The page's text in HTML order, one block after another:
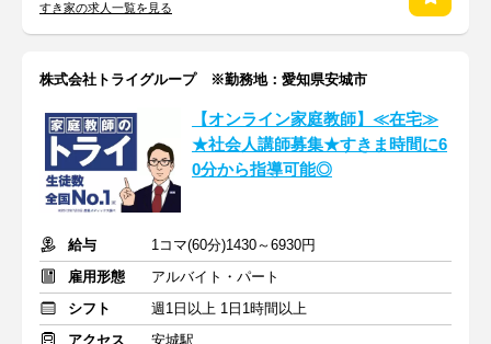
すき家の求人一覧を見る
株式会社トライグループ ※勤務地：愛知県安城市
【オンライン家庭教師】≪在宅≫
★社会人講師募集★すきま時間に6
0分から指導可能◎
給与
1コマ(60分)1430～6930円
雇用形態
アルバイト・パート
シフト
週1日以上 1日1時間以上
アクセス
安城駅